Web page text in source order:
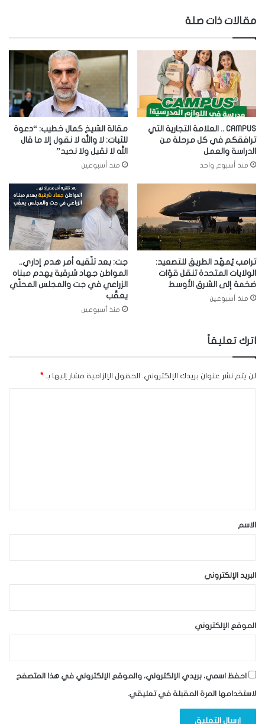
مقالات ذات صلة
CAMPUS .. العلامة التجارية التي
ترافقكم في كل مرحلة من
الدراسة والعمل
منذ أسبوع واحد
مقالة الشيخ كمال خطيب: “دعوة
للثبات: لا والله لا نقول إلا ما قال
الله لا نقيل ولا نحيد”
منذ أسبوعين
ترامب يُمهّد الطريق للتصعيد:
الولايات المتحدة تنقل قوّات
ضخمة إلى الشرق الأوسط
منذ أسبوعين
جت: بعد تلّقيه أمر هدم إداري..
المواطن جهاد شرقية يهدم مبناه
الزراعي في جت والمجلس المحلّي
يعقّب
منذ أسبوعين
اترك تعليقاً
لن يتم نشر عنوان بريدك الإلكتروني. الحقول الإلزامية مشار إليها بـ *
*الاسم
البريد الإلكتروني
الموقع الإلكتروني
احفظ اسمي، بريدي الإلكتروني، والموقع الإلكتروني في هذا المتصفح
لاستخدامها المرة المقبلة في تعليقي.